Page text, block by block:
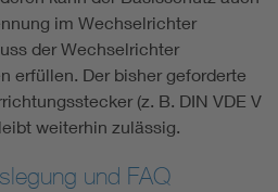
im Wechselrichter
der Wechselrichter
erfüllen. Der bisher geforderte
(z. B. DIN VDE V
weiterhin zulässig.
und FAQ